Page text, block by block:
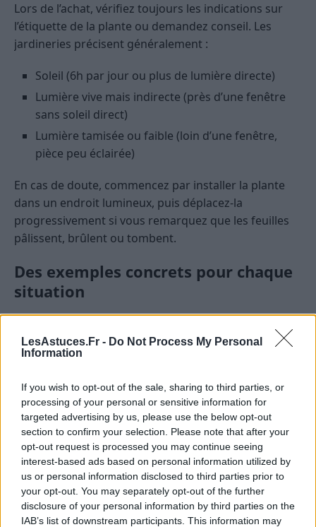
LesAstuces.Fr - Do Not Process My Personal
Information
If you wish to opt-out of the sale, sharing to third parties, or
processing of your personal or sensitive information for
targeted advertising by us, please use the below opt-out
section to confirm your selection. Please note that after your
opt-out request is processed you may continue seeing
interest-based ads based on personal information utilized by
us or personal information disclosed to third parties prior to
your opt-out. You may separately opt-out of the further
disclosure of your personal information by third parties on the
IAB’s list of downstream participants. This information may
Lors de l’achat, vérifiez toujours les indications sur
l’étiquette de la plante ou demandez conseil. Les
jardineries précisent généralement :
Soleil (6h par jour ou plus de lumière directe)
Lumière vive mais indirecte (près d’une fenêtre
sans soleil direct)
Lumière tamisée ou faible (loin d’une fenêtre,
pièce peu éclairée)
En cas de doute, commencez par installer la plante
dans un endroit lumineux, puis déplacez-la
progressivement si vous remarquez que les feuilles
pâlissent, brûlent ou tombent.
Des exemples concrets pour chaque
situation
grandes baies vitrées au sud :
kalanchoés, ou laissez-vous tenter par un cyperus ou
un palmier d’intérieur (type areca), qui apprécieront
la lumière abondante. Pensez à éloigner du vitrage
les plantes à feuillage fin pour éviter qu’elles ne
brûlent.
Votre salon est exposé à l’est, avec de la
lumière le matin et de l’ombre l’après-midi :